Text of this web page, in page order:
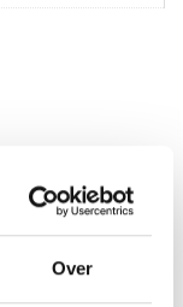
Over
velden zijn